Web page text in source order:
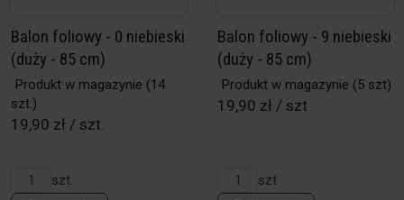
Balon foliowy - 0 niebieski
(duży - 85 cm)
Produkt w magazynie (14
szt.)
19,90 zł / szt.
szt.
Balon foliowy - 9 niebieski
(duży - 85 cm)
Produkt w magazynie (5 szt)
19,90 zł / szt
szt